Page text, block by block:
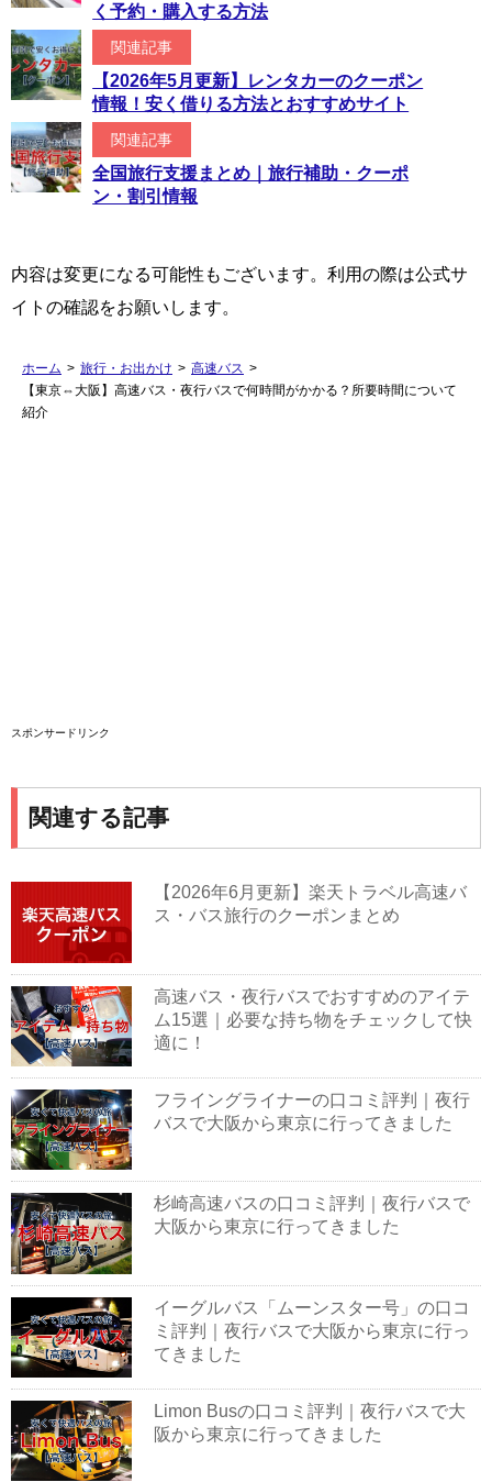
く予約・購入する方法
関連記事
【2026年5月更新】レンタカーのクーポン
情報！安く借りる方法とおすすめサイト
関連記事
全国旅行支援まとめ｜旅行補助・クーポ
ン・割引情報
内容は変更になる可能性もございます。利用の際は公式サ
イトの確認をお願いします。
ホーム > 旅行・お出かけ > 高速バス >
【東京⇔大阪】高速バス・夜行バスで何時間がかかる？所要時間について
紹介
スポンサードリンク
関連する記事
【2026年6月更新】楽天トラベル高速バ
ス・バス旅行のクーポンまとめ
高速バス・夜行バスでおすすめのアイテ
ム15選｜必要な持ち物をチェックして快
適に！
フライングライナーの口コミ評判｜夜行
バスで大阪から東京に行ってきました
杉崎高速バスの口コミ評判｜夜行バスで
大阪から東京に行ってきました
イーグルバス「ムーンスター号」の口コ
ミ評判｜夜行バスで大阪から東京に行っ
てきました
Limon Busの口コミ評判｜夜行バスで大
阪から東京に行ってきました